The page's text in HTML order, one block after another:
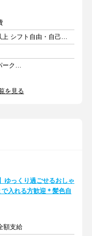
週2日以上 1日4時間以上 シフト自由・自己申告
南町田グランベリーパーク駅 徒歩7分
を見る
ゆっくり過ごせるおしゃ
入れる方歓迎＊髪色自
額支給